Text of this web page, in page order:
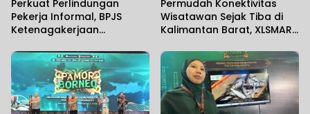
Perkuat Perlindungan
Pekerja Informal, BPJS
Ketenagakerjaan
Sosialisasi Bersama
Anggota Komisi IX DPR RI
Permudah Konektivitas
Wisatawan Sejak Tiba di
Kalimantan Barat, XLSMART
SIM Card di Bandara
Supadio